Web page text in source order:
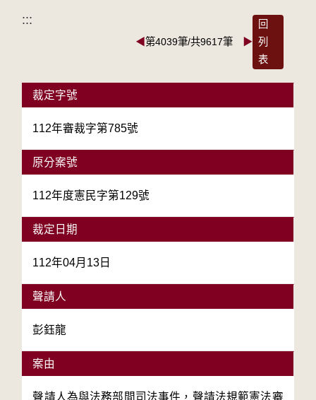
:::
◀第4039筆/共9617筆 ▶
回
列
表
裁定字號
112年審裁字第785號
原分案號
112年度憲民字第129號
裁定日期
112年04月13日
聲請人
彭鈺龍
案由
聲請人為與法務部間司法事件，聲請法規範憲法審